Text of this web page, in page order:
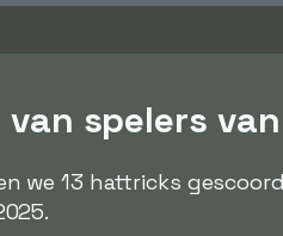
spelers
we 13 hattricks